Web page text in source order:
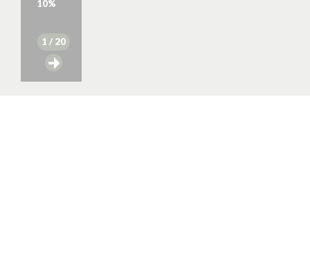
10%
1 / 20